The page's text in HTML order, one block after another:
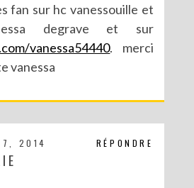
fan sur hc vanessouille et
degrave et sur
vanessa54440. merci
vanessa
RÉPONDRE
7, 2014